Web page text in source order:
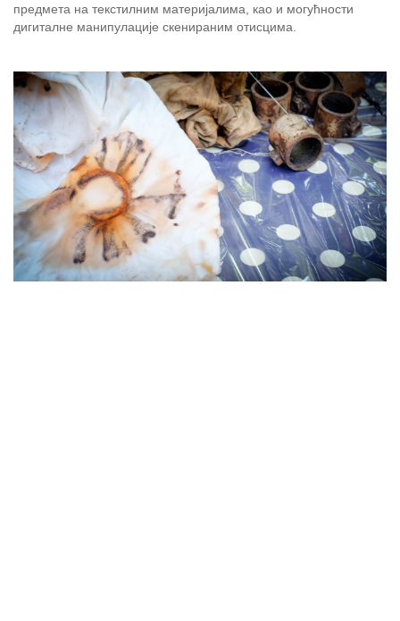
предмета на текстилним материјалима, као и могућности
дигиталне манипулације скенираним отисцима.